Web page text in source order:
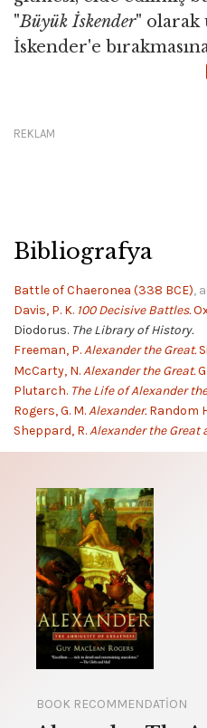
"Büyük İskender" olarak
İskender'e
REKLAM
Bibliografya
Battle of Chaeronea (338 BCE),
Davis, P. K. 100 Decisive Battles.
Diodorus. The Library of History.
Freeman, P.Alexander the Great.
McCarty, N.Alexander the Great.
Plutarch. The Life of Alexander
Rogers, G. M.Alexander.Random
Sheppard, R.Alexander the Great
BOOK RECOMMENDATION